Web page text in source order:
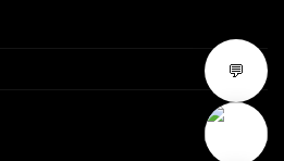
💬